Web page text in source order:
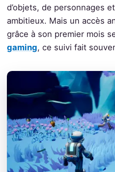
d’objets, de personnages
ambitieux. Mais un accès
grâce à son premier mois
gaming, ce suivi fait